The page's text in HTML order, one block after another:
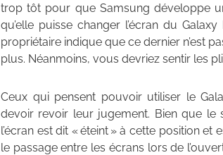
trop tôt pour que Samsung développe
qu’elle puisse changer l’écran du
propriétaire indique que ce dernier n’est
plus. Néanmoins, vous devriez sentir les
Ceux qui pensent pouvoir utiliser le
devoir revoir leur jugement. Bien que le
l’écran est dit « éteint » à cette position
le passage entre les écrans lors de